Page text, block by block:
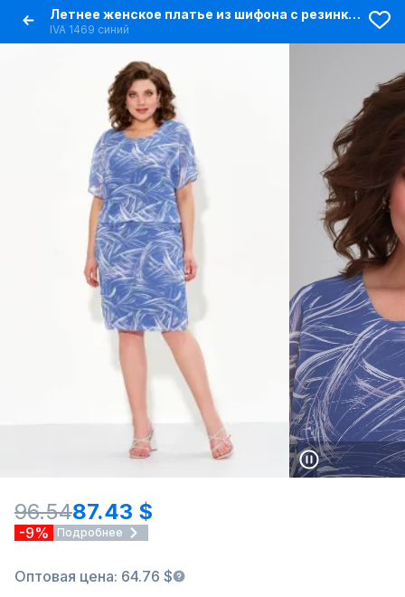
Летнее женское платье из шифона с резинкой по талии
IVA 1469 синий
96.5487.43 $
-9% Подробнее
Оптовая цена: 64.76 $